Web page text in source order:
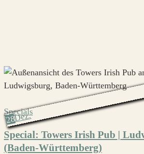
28Dez.
Specials
Special: Towers Irish Pub |
(Baden-Württemberg)